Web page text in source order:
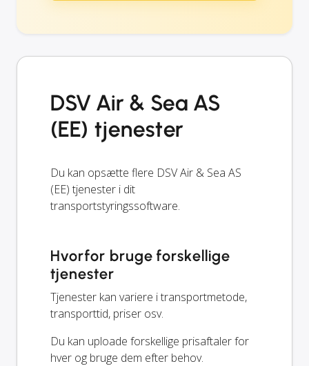
DSV Air & Sea AS
(EE) tjenester
Du kan opsætte flere DSV Air & Sea AS
(EE) tjenester i dit
transportstyringssoftware.
Hvorfor bruge forskellige
tjenester
Tjenester kan variere i transportmetode,
transporttid, priser osv.
Du kan uploade forskellige prisaftaler for
hver og bruge dem efter behov.